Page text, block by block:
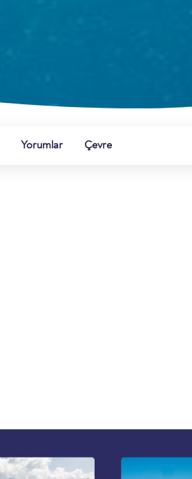
Yorumlar Çevre